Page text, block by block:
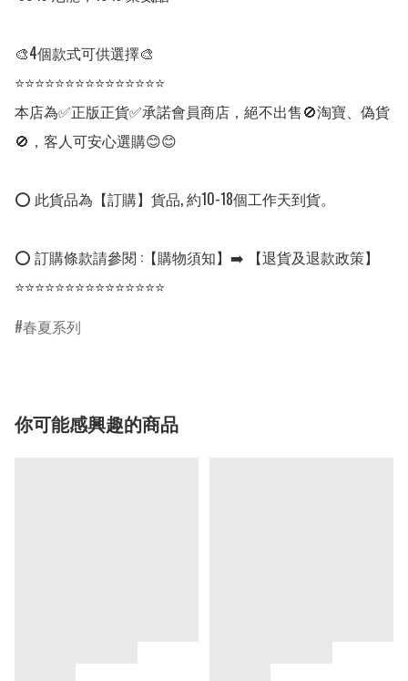
🎨4個款式可供選擇🎨
⭐⭐⭐⭐⭐⭐⭐⭐⭐⭐⭐⭐⭐⭐⭐
本店為✅正版正貨✅承諾會員商店，絕不出售🚫淘寶、偽貨
🚫，客人可安心選購😊😊
⭕ 此貨品為【訂購】貨品, 約10-18個工作天到貨。
⭕ 訂購條款請參閱 :【購物須知】➡️ 【退貨及退款政策】
⭐⭐⭐⭐⭐⭐⭐⭐⭐⭐⭐⭐⭐⭐⭐
春夏系列
你可能感興趣的商品